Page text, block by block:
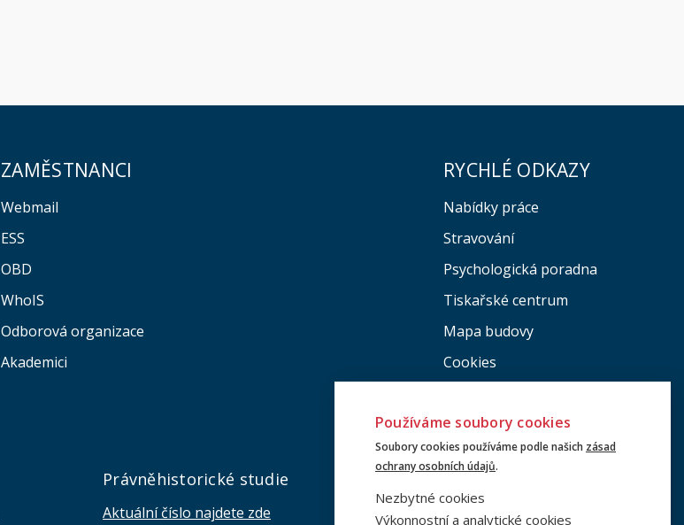
ZAMĚSTNANCI
Webmail
ESS
OBD
WhoIS
Odborová organizace
Akademici
RYCHLÉ ODKAZY
Nabídky práce
Stravování
Psychologická poradna
Tiskařské centrum
Mapa budovy
Cookies
Právněhistorické studie
Aktuální číslo najdete zde
PLWP (Working Papers)
Aktuální číslo najdete zde
Používáme soubory cookies
Soubory cookies používáme podle našich zásad
ochrany osobních údajů.
Nezbytné cookies
Výkonnostní a analytické cookies